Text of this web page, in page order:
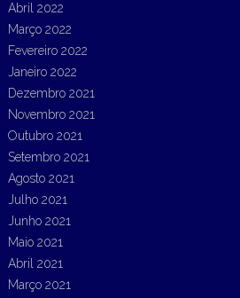
Abril 2022
Março 2022
Fevereiro 2022
Janeiro 2022
Dezembro 2021
Novembro 2021
Outubro 2021
Setembro 2021
Agosto 2021
Julho 2021
Junho 2021
Maio 2021
Abril 2021
Março 2021